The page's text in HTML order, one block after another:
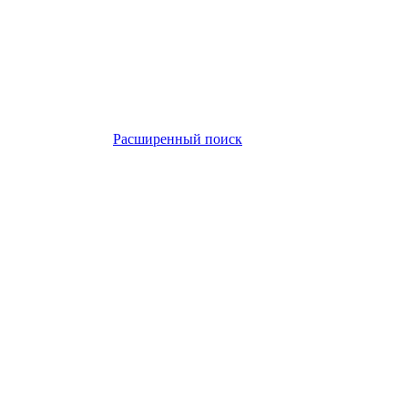
Расширенный поиск